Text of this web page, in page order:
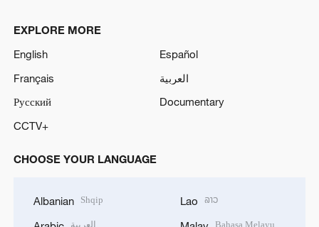
EXPLORE MORE
English
Español
Français
العربية
Русский
Documentary
CCTV+
CHOOSE YOUR LANGUAGE
Albanian Shqip Lao ລາວ